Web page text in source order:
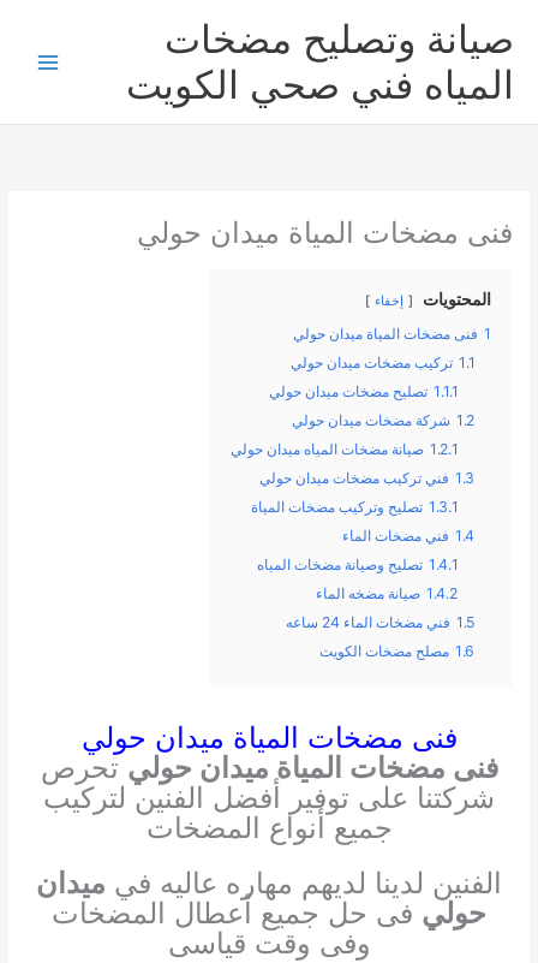
المحتوى
صيانة وتصليح مضخات
المياه فني صحي الكويت
فنى مضخات المياة ميدان حولي
المحتويات إخفاء
1 فنى مضخات المياة ميدان حولي
1.1 تركيب مضخات ميدان حولي
1.1.1 تصليح مضخات ميدان حولي
1.2 شركة مضخات ميدان حولي
1.2.1 صيانة مضخات المياه ميدان حولي
1.3 فني تركيب مضخات ميدان حولي
1.3.1 تصليح وتركيب مضخات المياة
1.4 فني مضخات الماء
1.4.1 تصليح وصيانة مضخات المياه
1.4.2 صيانة مضخه الماء
1.5 فني مضخات الماء 24 ساعه
1.6 مصلح مضخات الكويت
فنى مضخات المياة ميدان حولي
فنى مضخات المياة ميدان حولي تحرص
شركتنا على توفير أفضل الفنين لتركيب
جميع أنواع المضخات
الفنين لدينا لديهم مهاره عاليه في ميدان
حولي فى حل جميع أعطال المضخات
وفى وقت قياسى